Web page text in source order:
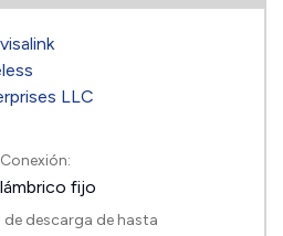
Conexión:
fijo
descarga de hasta